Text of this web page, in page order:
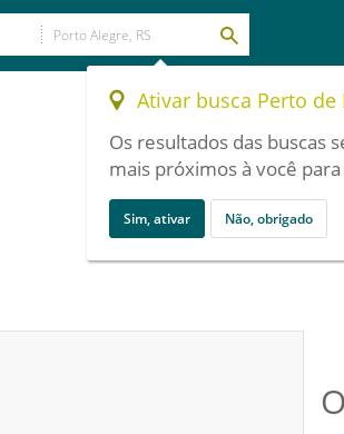
Ativar busca Perto de
Os resultados das buscas
mais próximos à você
Sim, ativar Não, obrigado